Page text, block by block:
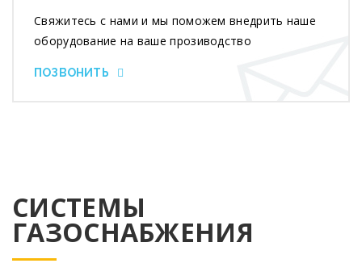
Свяжитесь с нами и мы поможем внедрить наше
оборудование на ваше прозиводство
ПОЗВОНИТЬ
СИСТЕМЫ
ГАЗОСНАБЖЕНИЯ